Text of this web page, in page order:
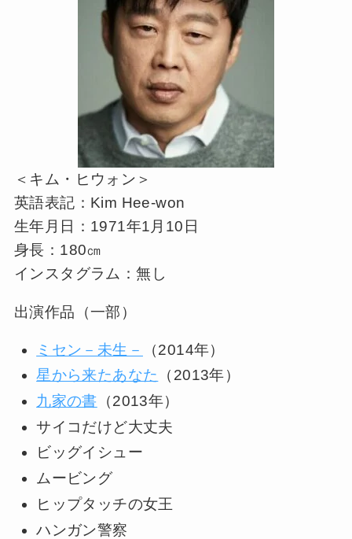
＜キム・ヒウォン＞
英語表記：Kim Hee-won
生年月日：1971年1月10日
身長：180㎝
インスタグラム：無し
出演作品（一部）
ミセン－未生－
（2014年）
星から来たあなた
（2013年）
九家の書 （2013年）
サイコだけど大丈夫
ビッグイシュー
ムービング
ヒップタッチの女王
ハンガン警察